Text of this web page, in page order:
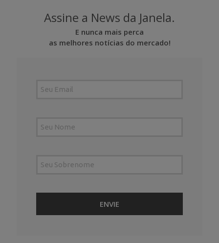
Assine a News da Janela.
E nunca mais perca
as melhores notícias do mercado!